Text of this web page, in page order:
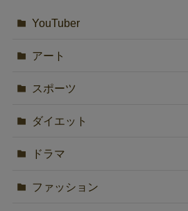
YouTuber
アート
スポーツ
ダイエット
ドラマ
ファッション